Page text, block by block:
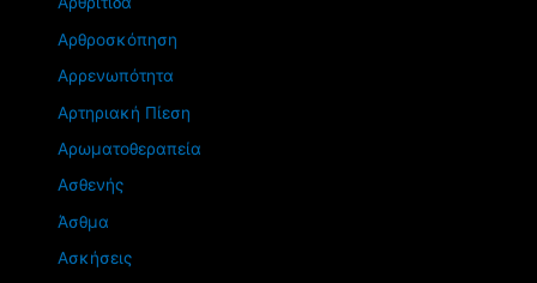
Αρθροσκόπηση
Αρρενωπότητα
Αρτηριακή Πίεση
Αρωματοθεραπεία
Ασθενής
Άσθμα
Ασκήσεις